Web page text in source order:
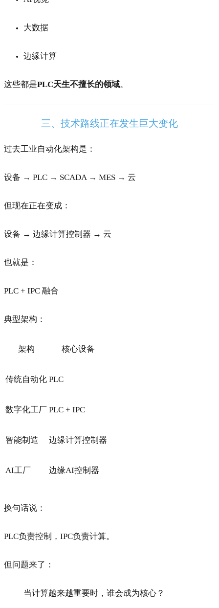
大数据
边缘计算
这些都是PLC天生不擅长的领域。
三、技术路线正在发生巨大变化
过去工业自动化架构是：
设备 → PLC → SCADA → MES → 云
但现在正在变成：
设备 → 边缘计算控制器 → 云
也就是：
PLC + IPC 融合
典型架构：
架构 核心设备
传统自动化 PLC
数字化工厂 PLC + IPC
智能制造 边缘计算控制器
AI工厂 边缘AI控制器
换句话说：
PLC负责控制，IPC负责计算。
但问题来了：
当计算越来越重要时，谁会成为核心？